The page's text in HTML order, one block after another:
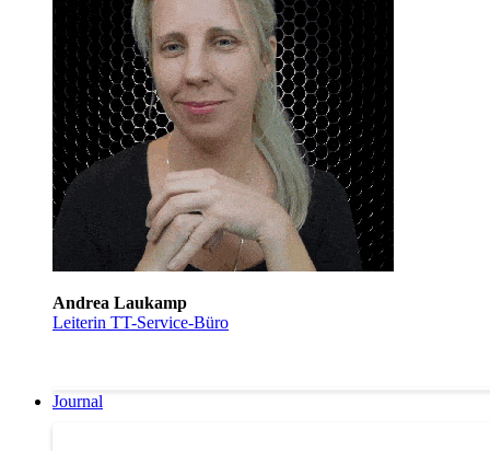
Andrea Laukamp
Leiterin TT-Service-Büro
Journal